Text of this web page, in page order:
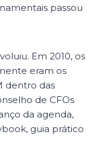
passou
Em 2010, os
eram os
dentro das
de CFOs
da agenda,
guia prático